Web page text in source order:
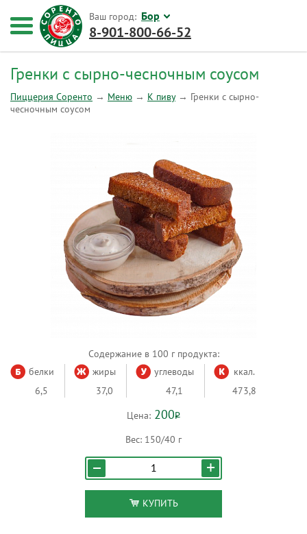
Гренки с сырно-чесночным соусом
Пиццерия Соренто → Меню → К пиву→ Гренки с сырно-
чесночным соусом
Содержание в 100 г продукта:
белки
6,5
жиры
37,0
углеводы
47,1
ккал.
473,8
Цена: 200Р
Вес: 150/40 г
КУПИТЬ
Ваш город: Бор
8-901-800-66-52